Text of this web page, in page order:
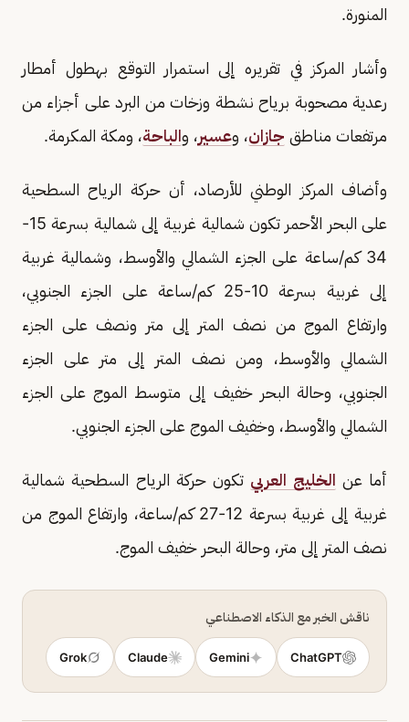
المنورة.
وأشار المركز في تقريره إلى استمرار التوقع بهطول أمطار
رعدية مصحوبة برياح نشطة وزخات من البرد على أجزاء من
مرتفعات مناطق جازان، وعسير، والباحة، ومكة المكرمة.
وأضاف المركز الوطني للأرصاد، أن حركة الرياح السطحية
على البحر الأحمر تكون شمالية غربية إلى شمالية بسرعة 15-
34 كم/ساعة على الجزء الشمالي والأوسط، وشمالية غربية
إلى غربية بسرعة 10-25 كم/ساعة على الجزء الجنوبي،
وارتفاع الموج من نصف المتر إلى متر ونصف على الجزء
الشمالي والأوسط، ومن نصف المتر إلى متر على الجزء
الجنوبي، وحالة البحر خفيف إلى متوسط الموج على الجزء
الشمالي والأوسط، وخفيف الموج على الجزء الجنوبي.
أما عن الخليج العربي تكون حركة الرياح السطحية شمالية
غربية إلى غربية بسرعة 12-27 كم/ساعة، وارتفاع الموج من
نصف المتر إلى متر، وحالة البحر خفيف الموج.
ناقش الخبر مع الذكاء الاصطناعي
ChatGPT
Gemini
Claude
Grok